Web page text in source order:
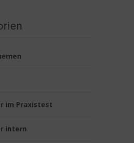
im Praxistest
intern